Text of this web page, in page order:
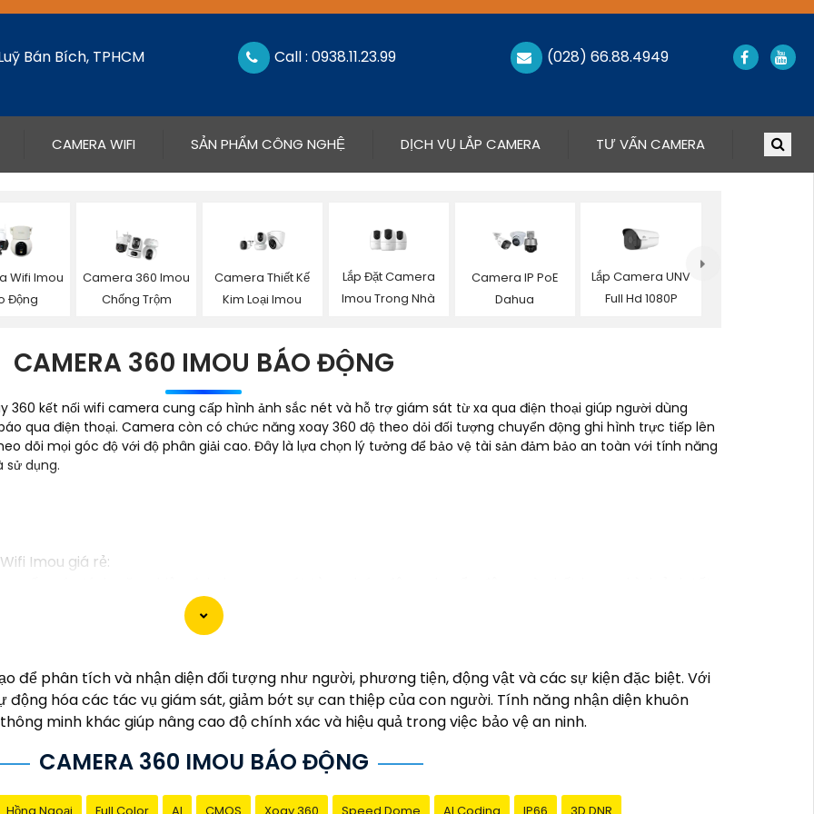
Bán Bích, TPHCM Call : 0938.11.23.99 (028) 66.88.4949
CAMERA WIFI SẢN PHẨM CÔNG NGHỆ DỊCH VỤ LẮP CAMERA TƯ VẤN CAMERA
Wifi Imou
Động
Camera 360 Imou
Chống Trộm
Camera Thiết Kế
Kim Loại Imou
Lắp Đặt Camera
Imou Trong Nhà
Camera IP PoE
Dahua
Lắp Camera UNV
Full Hd 1080P
CAMERA 360 IMOU BÁO ĐỘNG
kết nối wifi camera cung cấp hình ảnh sắc nét và hỗ trợ giám sát từ xa qua điện thoại giúp người dùng
qua điện thoại. Camera còn có chức năng xoay 360 độ theo dỏi đối tượng chuyển động ghi hình trực tiếp lên
dõi mọi góc độ với độ phân giải cao. Đây là lựa chọn lý tưởng để bảo vệ tài sản đảm bảo an toàn với tính năng
sử dụng.
Imou giá rẻ:
kế dễ dàng lắp đặt, bạn có thể tự cài đặt và sử dụng mà không cần phải thuê dịch vụ chuyên nghiệp.
thường được tích hợp các công nghệ mới như trí tuệ nhân tạo, cảm biến chuyển động thông
dịch vụ hỗ trợ khách hàng tốt sau khi mua sản phẩm, bảo đảm rằng bạn sẽ có sự trợ giúp nhanh
lựa chọn hoàn hảo cho Camera Wifi Imou giá rẻ.
để phân tích và nhận diện đối tượng như người, phương tiện, động vật và các sự kiện đặc biệt. Với
hóa các tác vụ giám sát, giảm bớt sự can thiệp của con người. Tính năng nhận diện khuôn
minh khác giúp nâng cao độ chính xác và hiệu quả trong việc bảo vệ an ninh.
CAMERA 360 IMOU BÁO ĐỘNG